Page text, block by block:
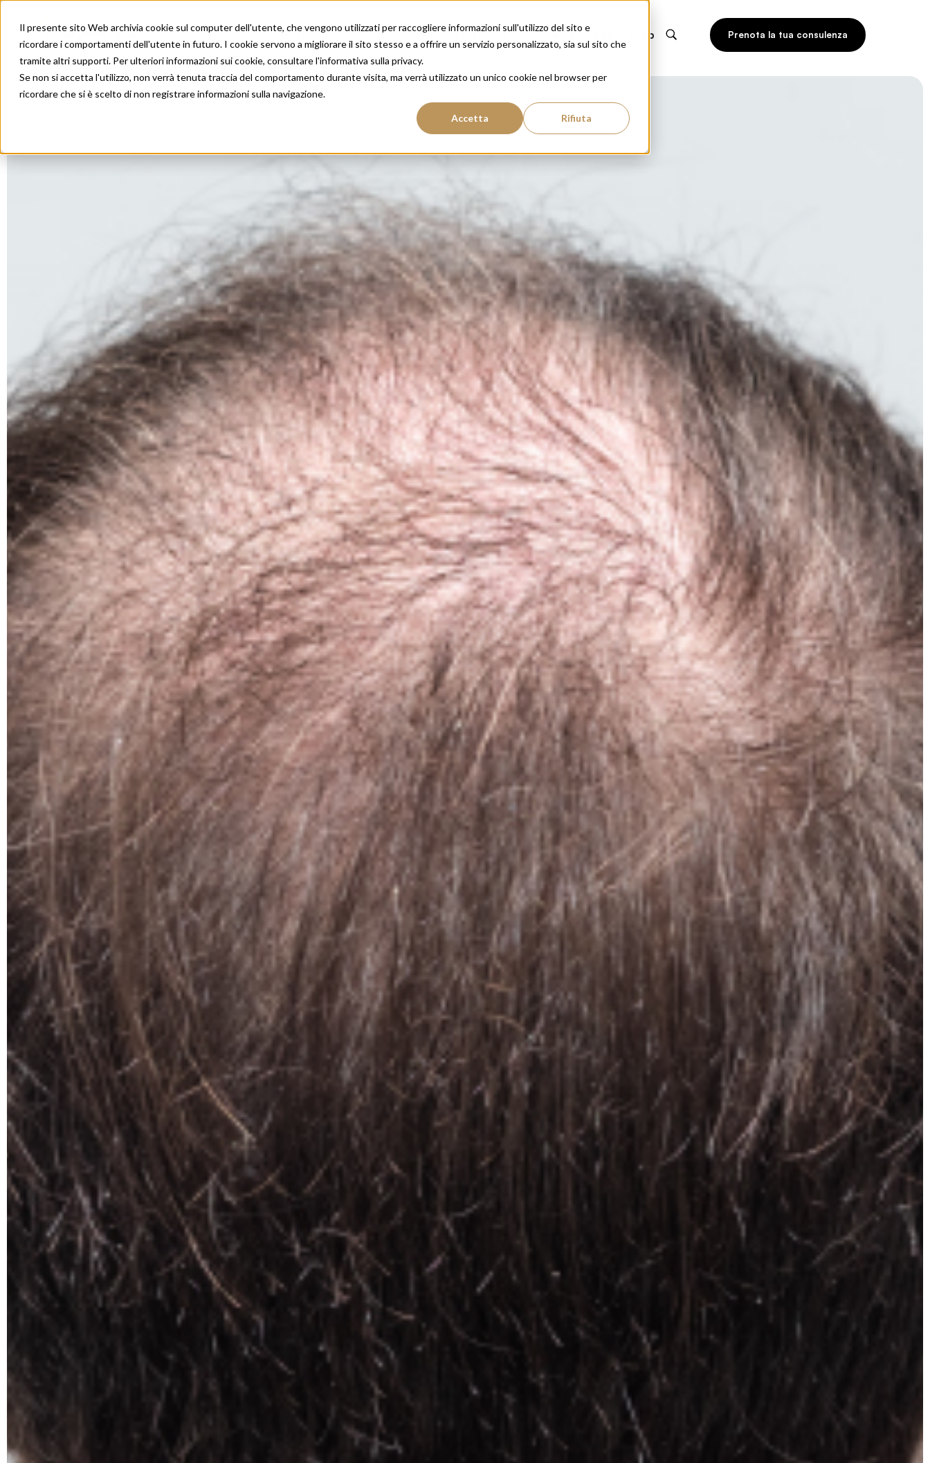
Il presente sito Web archivia cookie sul computer dell'utente, che vengono utilizzati per raccogliere informazioni sull'utilizzo del sito e
ricordare i comportamenti dell'utente in futuro. I cookie servono a migliorare il sito stesso e a offrire un servizio personalizzato, sia sul sito che
tramite altri supporti. Per ulteriori informazioni sui cookie, consultare l'informativa sulla privacy.
Se non si accetta l'utilizzo, non verrà tenuta traccia del comportamento durante visita, ma verrà utilizzato un unico cookie nel browser per
ricordare che si è scelto di non registrare informazioni sulla navigazione.
Accetta Rifiuta
Trapianti Trattamenti Risultati Perché Insparya Salute dei capelli Shop Prenota la tua consulenza